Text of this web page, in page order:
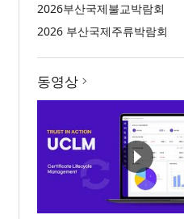
2026부산국제불교박람회
2026 부산국제주류박람회
동영상